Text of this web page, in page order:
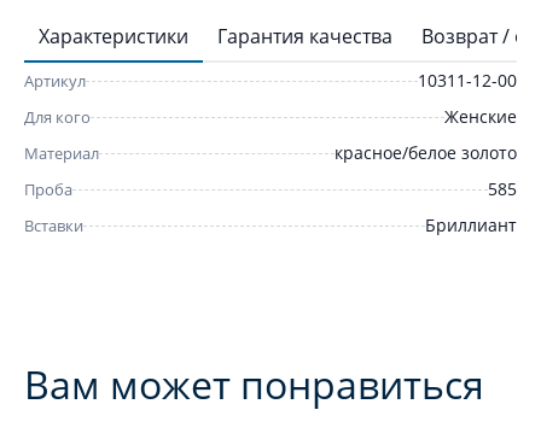
Характеристики Гарантия качества Возврат /
Артикул 10311-12-00
Для кого Женские
Материал красное/белое золото
Проба 585
Вставки Бриллиант
Вам может понравиться